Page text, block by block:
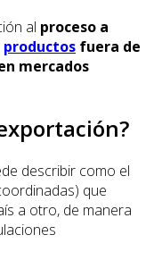
al proceso a
productos fuera de
mercados
describir como el
que
a otro, de manera